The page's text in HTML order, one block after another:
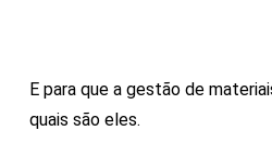
E para que a gestão de
quais são eles.